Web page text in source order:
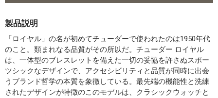
製品説明
「ロイヤル」の名が初めてチューダーで使われたのは1950年代
のこと。類まれなる品質がその所以だ。チューダー ロイヤル
は、一体型のブレスレットを備えた一切の妥協を許さぬスポー
ツシックなデザインで、アクセシビリティと品質が同時に出会
うブランド哲学の本質を象徴している。最先端の機能性と洗練
されたデザインが特徴のこのモデルは、クラシックウォッチと